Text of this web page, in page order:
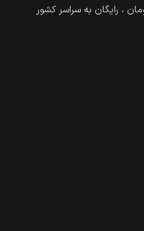
، رایگان به سراسر کشور
انتخاب پرداخت در محل
ضامن امکان‌پذیر
ارائه می‌شود.